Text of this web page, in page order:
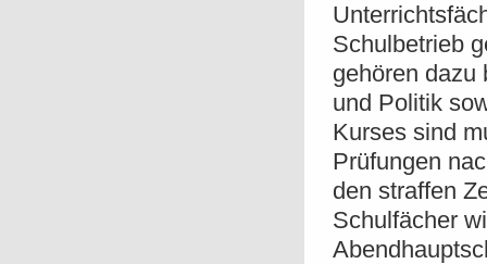
Schulbetrieb
gehören dazu
und Politik
Kurses sind
Prüfungen
den straffen
Schulfächer